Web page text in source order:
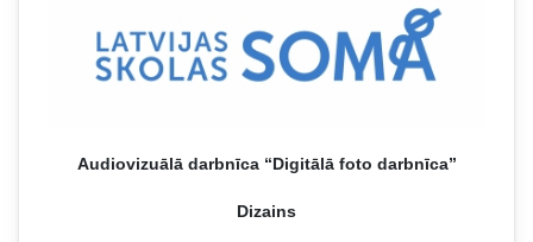
Audiovizuālā darbnīca “Digitālā foto darbnīca”
Dizains